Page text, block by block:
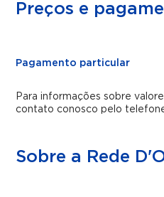
Preços e
Pagamento particular
Para informações sobre
contato conosco pelo
Sobre a Rede